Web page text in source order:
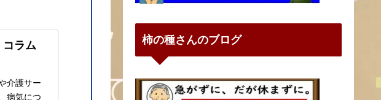
コラム
介護サー
病気につ
柿の種さんのブログ